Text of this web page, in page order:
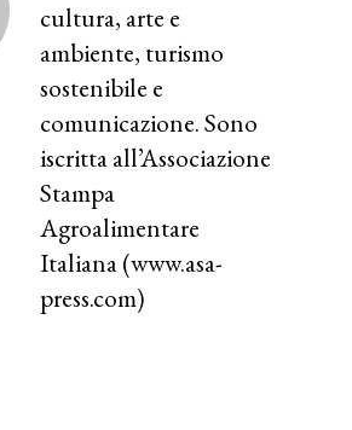
cultura, arte e
ambiente, turismo
sostenibile e
comunicazione. Sono
iscritta all’Associazione
Stampa
Agroalimentare
Italiana (www.asa-
press.com)